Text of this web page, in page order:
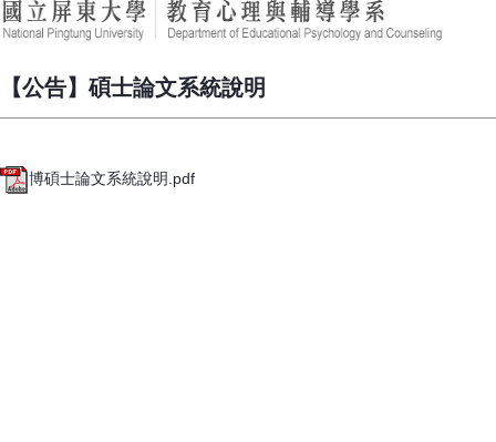
【公告】碩士論文系統說明
博碩士論文系統說明.pdf